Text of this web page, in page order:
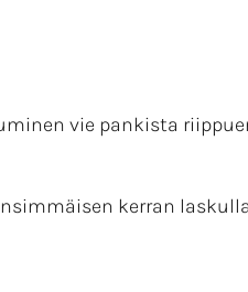
vie pankista
kerran